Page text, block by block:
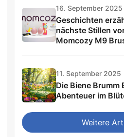
16. September 2025
Geschichten
nächste Stillen
Momcozy M9
11. September 2025
Die Biene Brumm
Abenteuer im
Weitere